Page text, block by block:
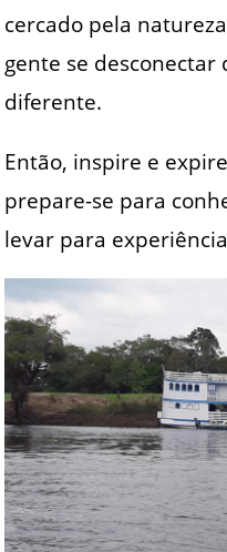
cercado pela
gente se
diferente.
Então, inspire e
prepare-se para
levar para